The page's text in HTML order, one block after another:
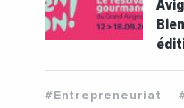
#Entrepreneuriat